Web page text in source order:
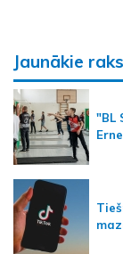
Jaunākie
"BL